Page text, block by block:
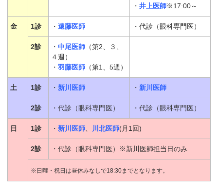
・ 井上医師※17:00～
金 1診 ・ 遠藤医師 ・代診（眼科専門医）
2診 ・ 中尾医師 （第2、３、
４週）
・ 羽藤医師 （第1、5週）
土 1診 ・ 新川医師 ・ 新川医師
2診 ・代診（眼科専門医） ・代診（眼科専門医）
日 1診 ・ 新川医師 川北医師(月1回)
2診 ・代診（眼科専門医）※新川医師担当日のみ
※日曜・祝日は昼休みなしで18:30までとなります。